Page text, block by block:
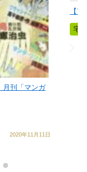
月刊「マンガ
2020年11月11日
【
宅